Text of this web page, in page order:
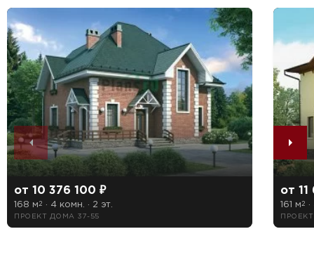
от 10 376 100 ₽
168 м2 · 4 комн. · 2 эт.
ПРОЕКТ ДОМА 37-55
от
161 м2